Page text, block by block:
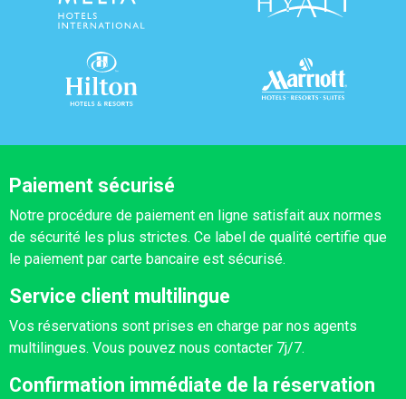
Paiement sécurisé
Notre procédure de paiement en ligne satisfait aux normes
de sécurité les plus strictes. Ce label de qualité certifie que
le paiement par carte bancaire est sécurisé.
Service client multilingue
Vos réservations sont prises en charge par nos agents
multilingues. Vous pouvez nous contacter 7j/7.
Confirmation immédiate de la réservation